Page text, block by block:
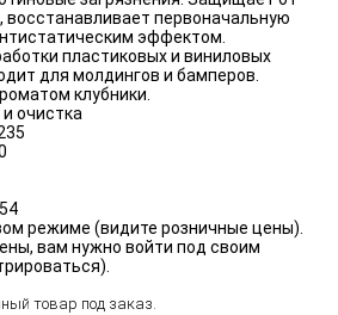
восстанавливает первоначальную
эффектом.
пластиковых и виниловых
для молдингов и бамперов.
клубники.
и очистка
54
режиме (видите розничные цены).
вам нужно войти под своим
товар под заказ.